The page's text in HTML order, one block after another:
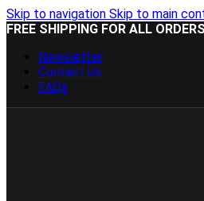
Skip to navigation Skip to main
FREE SHIPPING FOR ALL
Newsletter
Contact Us
FAQs